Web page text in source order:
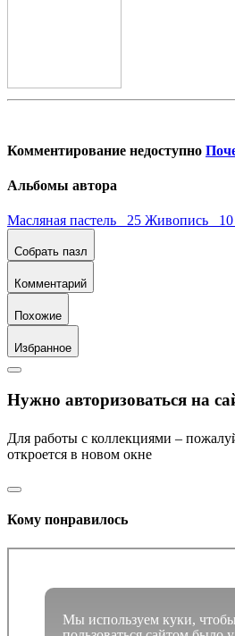
Комментирование недоступно
Альбомы автора
Масляная пастель 25 Живопись 10
Собрать пазл
Комментарий
Похожие
Избранное
Нужно авторизоваться на
Для работы с коллекциями –
откроется в новом окне
Кому понравилось
Мы используем куки, чтобы